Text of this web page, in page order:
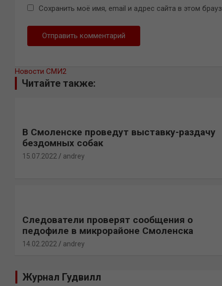
Сохранить моё имя, email и адрес сайта в этом
Новости СМИ2
Читайте также:
В Смоленске проведут выставку-раздачу
бездомных собак
15.07.2022 andrey
Следователи проверят сообщения о
педофиле в микрорайоне Смоленска
14.02.2022 andrey
Журнал Гудвилл